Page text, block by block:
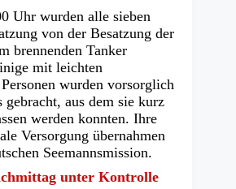
Uhr wurden alle sieben
von der Besatzung der
brennenden Tanker
mit leichten
wurden vorsorglich
aus dem sie kurz
werden konnten. Ihre
Versorgung übernahmen
Seemannsmission.
unter Kontrolle